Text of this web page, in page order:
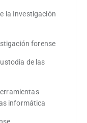
la Investigación
forense
de las
informática